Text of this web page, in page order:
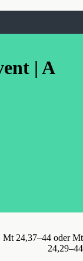
| A
Mt 24,37–44 oder Mt
24,29–44